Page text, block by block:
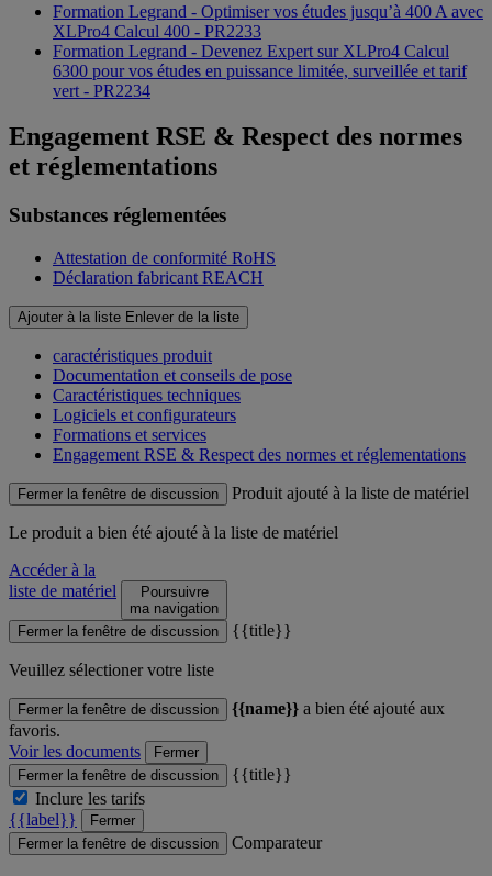
Formation Legrand - Optimiser vos études jusqu’à 400 A avec
XLPro4 Calcul 400 - PR2233
Formation Legrand - Devenez Expert sur XLPro4 Calcul
6300 pour vos études en puissance limitée, surveillée et tarif
vert - PR2234
Engagement RSE & Respect des normes
et réglementations
Substances réglementées
Attestation de conformité RoHS
Déclaration fabricant REACH
Ajouter à la liste Enlever de la liste
caractéristiques produit
Documentation et conseils de pose
Caractéristiques techniques
Logiciels et configurateurs
Formations et services
Engagement RSE & Respect des normes et réglementations
Fermer la fenêtre de discussion Produit ajouté à la liste de matériel
Le produit a bien été ajouté à la liste de matériel
Accéder à la
liste de matériel
Poursuivre
ma navigation
Fermer la fenêtre de discussion
{{title}}
Veuillez sélectioner votre liste
Fermer la fenêtre de discussion {{name}} a bien été ajouté aux
favoris.
Voir les documents
Fermer
Fermer la fenêtre de discussion
{{title}}
Inclure les tarifs
{{label}}
Fermer
Fermer la fenêtre de discussion
Comparateur